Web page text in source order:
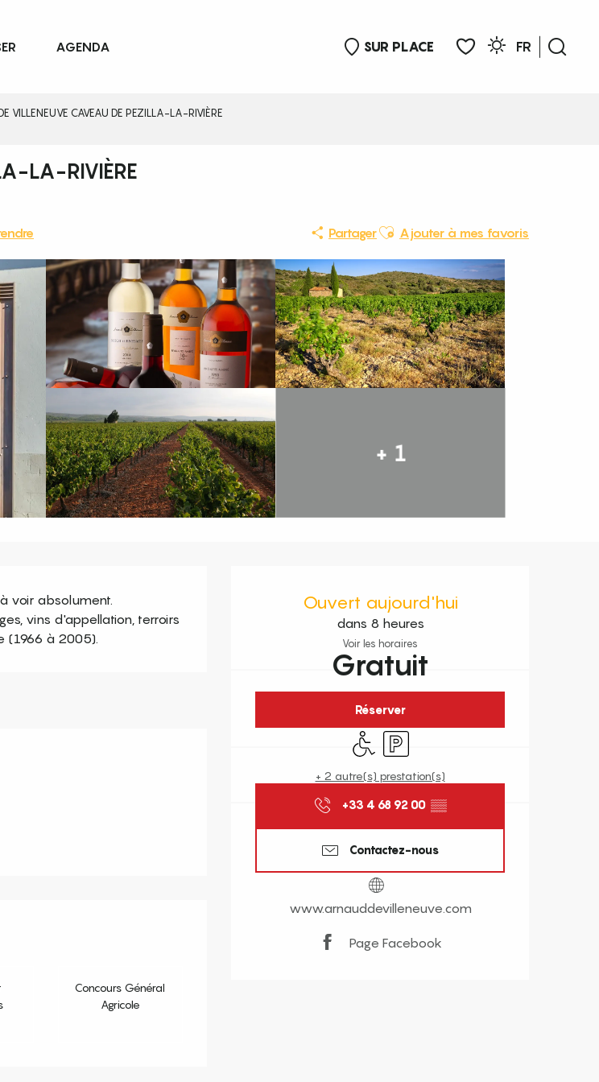
SUR PLACE
FR
AGENDA
VILLENEUVE CAVEAU DE PEZILLA-LA-RIVIÈRE
LA-RIVIÈRE
PartagerAjouter aux favoris
Ajouter à mes favoris
+ 1
Ouvert aujourd'hui
dans 8 heures
Voir les horaires
Gratuit
Réserver
Accès handicapés
Parking
+ 2 autre(s) prestation(s)
+33 4 68 92 00 ▒▒
Contactez-nous
www.arnauddevilleneuve.com
Page Facebook
voir absolument.
vins d'appellation, terroirs
(1966 à 2005).
Concours Général
Agricole